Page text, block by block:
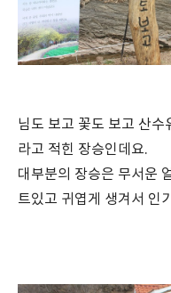
님도 보고 꽃도 보고 산수
라고 적힌 장승인데요.
대부분의 장승은 무서운
트있고 귀엽게 생겨서 인